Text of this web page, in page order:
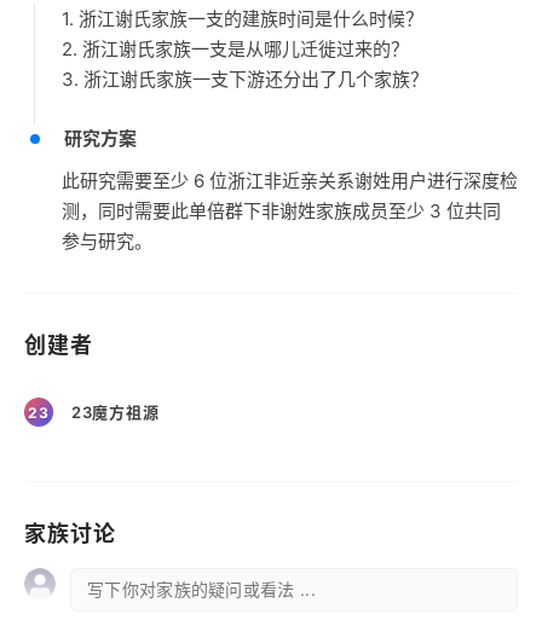
1. 浙江谢氏家族一支的建族时间是什么时候？
2. 浙江谢氏家族一支是从哪儿迁徙过来的？
3. 浙江谢氏家族一支下游还分出了几个家族？
研究方案
此研究需要至少 6 位浙江非近亲关系谢姓用户进行深度检
测，同时需要此单倍群下非谢姓家族成员至少 3 位共同
参与研究。
创建者
23 23魔方祖源
家族讨论
写下你对家族的疑问或看法 ...